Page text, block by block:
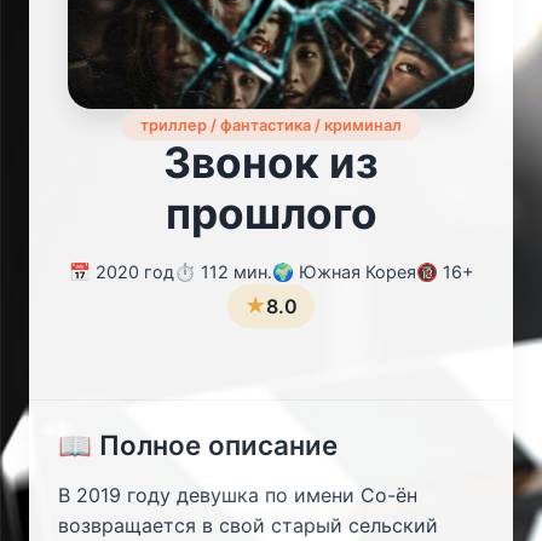
триллер / фантастика / криминал
Звонок из
прошлого
📅 2020 год⏱️ 112 мин.🌍 Южная Корея🔞 16+
★8.0
📖 Полное описание
В 2019 году девушка по имени Со-ён
возвращается в свой старый сельский